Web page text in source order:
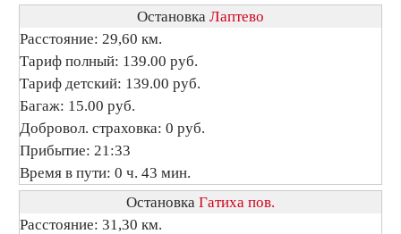
Остановка Лаптево
Расстояние: 29,60 км.
Тариф полный: 139.00 руб.
Тариф детский: 139.00 руб.
Багаж: 15.00 руб.
Добровол. страховка: 0 руб.
Прибытие: 21:33
Время в пути: 0 ч. 43 мин.
Остановка Гатиха пов.
Расстояние: 31,30 км.